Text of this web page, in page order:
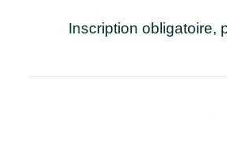
Inscription obligatoire,